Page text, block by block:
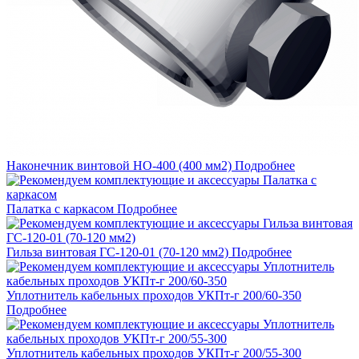
Наконечник винтовой НО-400 (400 мм2) Подробнее
Палатка с каркасом Подробнее
Гильза винтовая ГС-120-01 (70-120 мм2) Подробнее
Уплотнитель кабельных проходов УКПт-г 200/60-350
Подробнее
Уплотнитель кабельных проходов УКПт-г 200/55-300